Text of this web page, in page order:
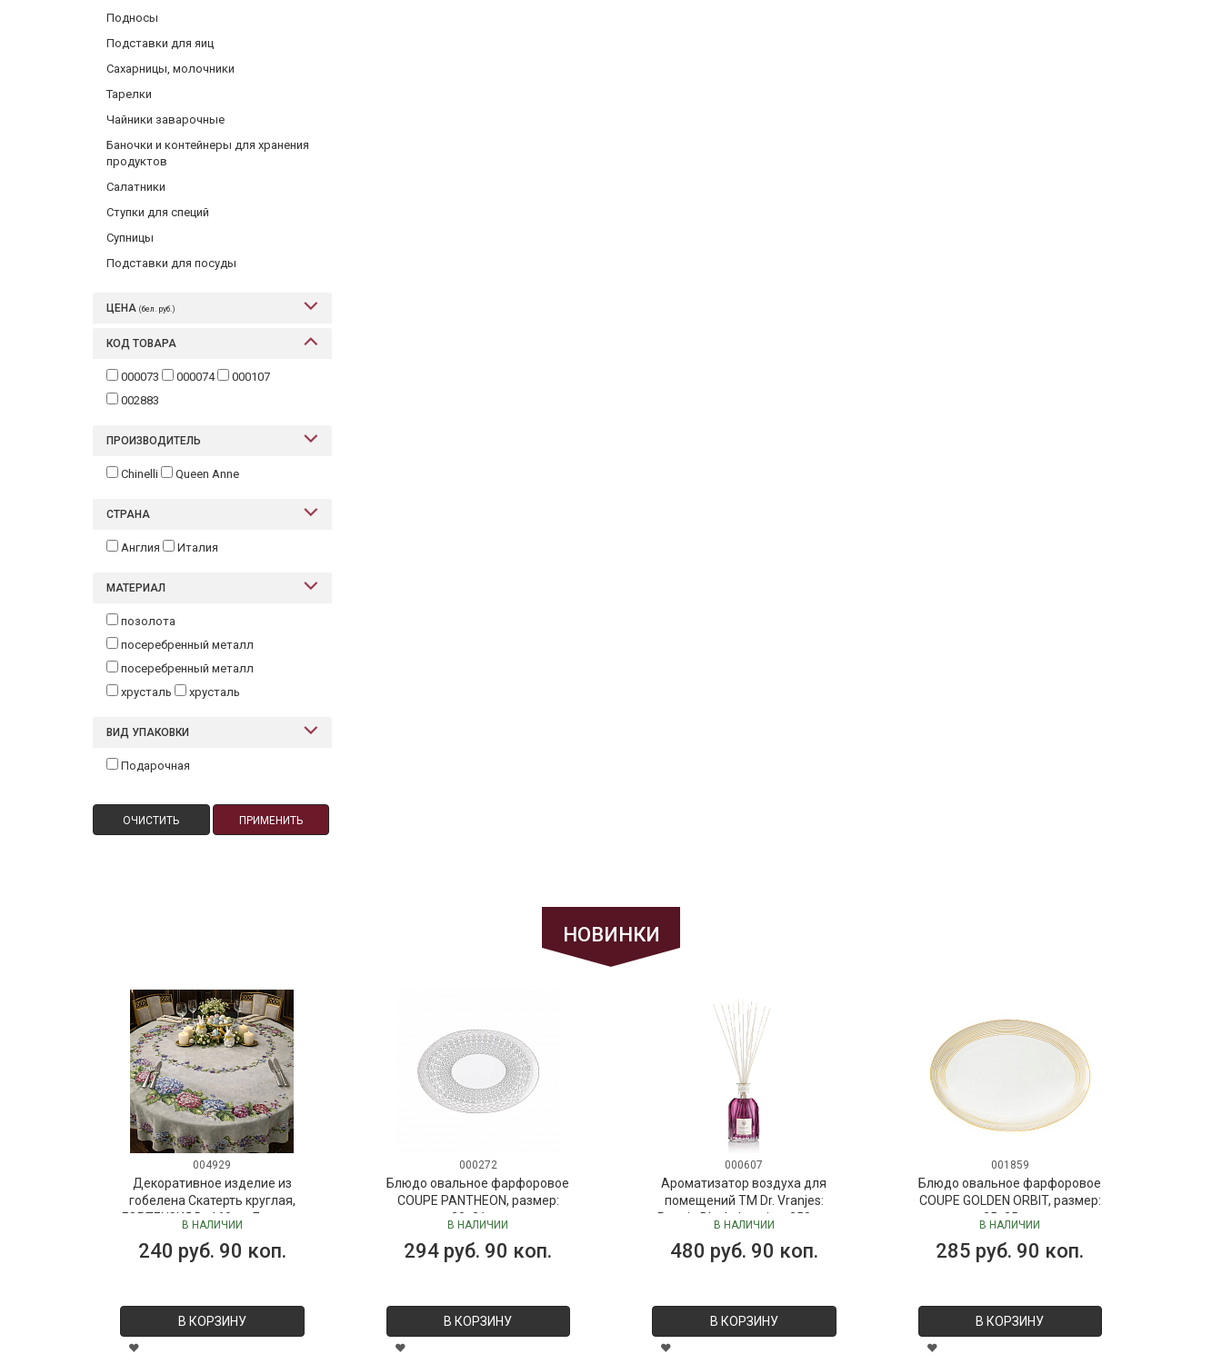
Подносы
Подставки для яиц
Сахарницы, молочники
Тарелки
Чайники заварочные
Баночки и контейнеры для хранения
продуктов
Салатники
Ступки для специй
Супницы
Подставки для посуды
ЦЕНА (бел. руб.)
КОД ТОВАРА
000073 000074
000107
002883
ПРОИЗВОДИТЕЛЬ
Chinelli Queen Anne
СТРАНА
Англия Италия
МАТЕРИАЛ
позолота
посеребренный металл
посеребренный металл
хрусталь
хрусталь
ВИД УПАКОВКИ
Подарочная
ОЧИСТИТЬ ПРИМЕНИТЬ
НОВИНКИ
004929
Декоративное изделие из
гобелена Скатерть круглая,
ГОРТЕНЗИЯ D=160 см Бельгия
В НАЛИЧИИ
240 руб. 90 коп.
В КОРЗИНУ
000272
Блюдо овальное фарфоровое
COUPE PANTHEON, размер:
30х21 см
В НАЛИЧИИ
294 руб. 90 коп.
В КОРЗИНУ
000607
Ароматизатор воздуха для
помещений ТМ Dr. Vranjes:
Peonia Black Jasmine, 250 мл
Vranjes
В НАЛИЧИИ
480 руб. 90 коп.
В КОРЗИНУ
001859
Блюдо овальное фарфоровое
COUPE GOLDEN ORBIT, размер:
35х25 см
В НАЛИЧИИ
285 руб. 90 коп.
В КОРЗИНУ